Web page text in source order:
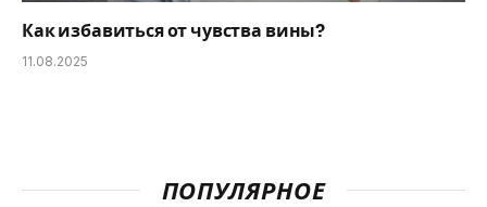
Как избавиться от чувства вины?
11.08.2025
ПОПУЛЯРНОЕ